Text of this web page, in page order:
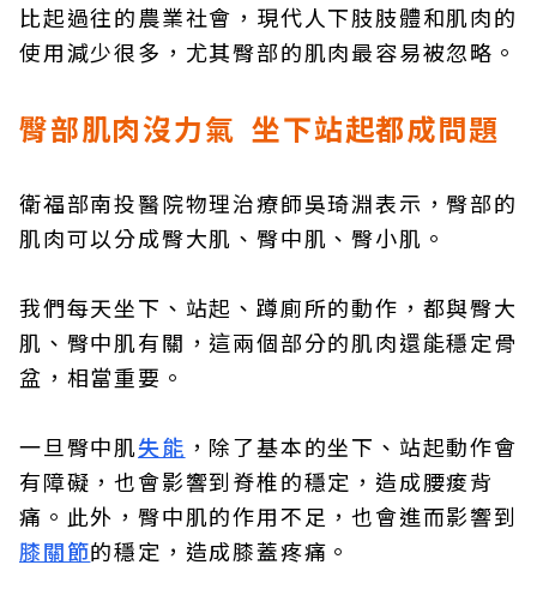
比起過往的農業社會，現代人下肢肢體和肌肉的
使用減少很多，尤其臀部的肌肉最容易被忽略。
臀部肌肉沒力氣 坐下站起都成問題
衛福部南投醫院物理治療師吳琦淵表示，臀部的
肌肉可以分成臀大肌、臀中肌、臀小肌。
我們每天坐下、站起、蹲廁所的動作，都與臀大
肌、臀中肌有關，這兩個部分的肌肉還能穩定骨
盆，相當重要。
一旦臀中肌失能 ，除了基本的坐下、站起動作會
有障礙，也會影響到脊椎的穩定，造成腰痠背
痛。此外，臀中肌的作用不足，也會進而影響到
膝關節的穩定，造成膝蓋疼痛。